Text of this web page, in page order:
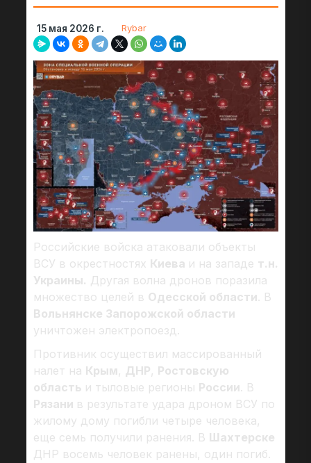
15 мая 2026 г. Rybar
Российские войска атаковали объекты
ВСУ в окрестностях Киева и на западе т.н.
Украины. Другая волна дронов поразила
множество целей в Одесской области. В
Вольнянске Запорожской области
уничтожен электропоезд.
Противник осуществил массированный
налет на Крым, ДНР, Ростовскую
область и тыловые регионы России. В
Рязани в результате удара дроном ВСУ по
жилому дому погибли четыре человека,
еще семь получили ранения. В Шахтерске
ДНР восемь человек ранены, один погиб.